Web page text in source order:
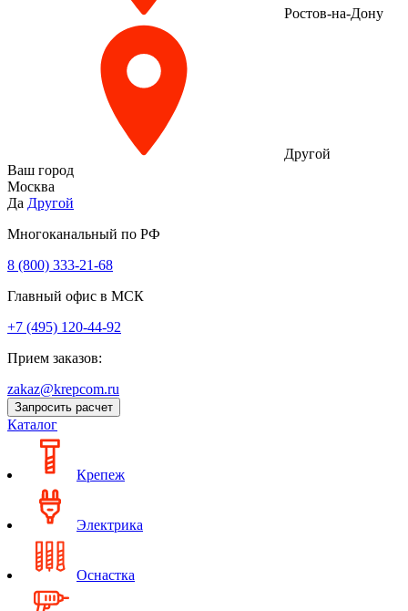
Ростов-на-Дону
Другой
Ваш город
Москва
Да Другой
Многоканальный по РФ
8 (800) 333‑21-68
Главный офис в МСК
+7 (495) 120-44-92
Прием заказов:
zakaz@krepcom.ru
Запросить расчет
Каталог
Крепеж
Электрика
Оснастка